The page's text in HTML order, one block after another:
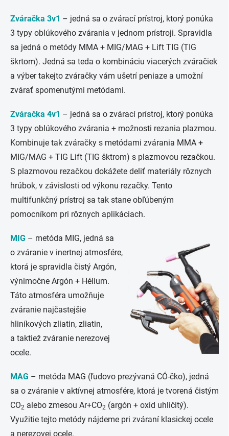
Zváračka 3v1 – jedná sa o zvárací prístroj, ktorý ponúka
3 typy oblúkového zvárania v jednom prístroji. Spravidla
sa jedná o metódy MMA + MIG/MAG + Lift TIG (TIG
škrtom). Jedná sa teda o kombináciu viacerých zváračiek
a výber takejto zváračky vám ušetrí peniaze a umožní
zvárať spomenutými metódami.
Zváračka 4v1 – jedná sa o zvárací prístroj, ktorý ponúka
3 typy oblúkového zvárania + možnosti rezania plazmou.
Kombinuje tak zváračky s metódami zvárania MMA +
MIG/MAG + TIG Lift (TIG šktrom) s plazmovou rezačkou.
S plazmovou rezačkou dokážete deliť materiály rôznych
hrúbok, v závislosti od výkonu rezačky. Tento
multifunkčný prístroj sa tak stane obľúbeným
pomocníkom pri rôznych aplikáciach.
MIG – metóda MIG, jedná sa
o zváranie v inertnej atmosfére,
ktorá je spravidla čistý Argón,
výnimočne Argón + Hélium.
Táto atmosféra umožňuje
zváranie najčastejšie
hliníkových zliatin, zliatin,
a taktiež zváranie nerezovej
ocele.
MAG – metóda MAG (ľudovo prezývaná CÓ-čko), jedná
sa o zváranie v aktívnej atmosfére, ktorá je tvorená čistým
CO2 alebo zmesou Ar+CO2 (argón + oxid uhličitý).
Využitie tejto metódy nájdeme pri zváraní klasickej ocele
a nerezovej ocele.